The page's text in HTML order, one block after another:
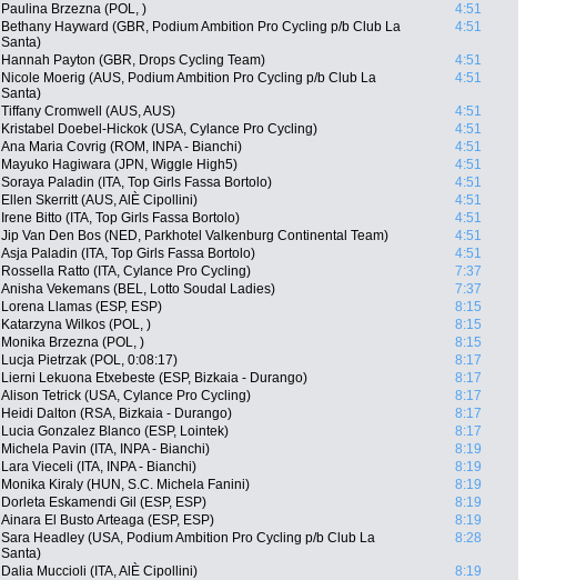
Paulina Brzezna (POL, )
4:51
Bethany Hayward (GBR, Podium Ambition Pro Cycling p/b Club La
Santa)
4:51
Hannah Payton (GBR, Drops Cycling Team)
4:51
Nicole Moerig (AUS, Podium Ambition Pro Cycling p/b Club La
Santa)
4:51
Tiffany Cromwell (AUS, AUS)
4:51
Kristabel Doebel-Hickok (USA, Cylance Pro Cycling)
4:51
Ana Maria Covrig (ROM, INPA - Bianchi)
4:51
Mayuko Hagiwara (JPN, Wiggle High5)
4:51
Soraya Paladin (ITA, Top Girls Fassa Bortolo)
4:51
Ellen Skerritt (AUS, AlÈ Cipollini)
4:51
Irene Bitto (ITA, Top Girls Fassa Bortolo)
4:51
Jip Van Den Bos (NED, Parkhotel Valkenburg Continental Team)
4:51
Asja Paladin (ITA, Top Girls Fassa Bortolo)
4:51
Rossella Ratto (ITA, Cylance Pro Cycling)
7:37
Anisha Vekemans (BEL, Lotto Soudal Ladies)
7:37
Lorena Llamas (ESP, ESP)
8:15
Katarzyna Wilkos (POL, )
8:15
Monika Brzezna (POL, )
8:15
Lucja Pietrzak (POL, 0:08:17)
8:17
Lierni Lekuona Etxebeste (ESP, Bizkaia - Durango)
8:17
Alison Tetrick (USA, Cylance Pro Cycling)
8:17
Heidi Dalton (RSA, Bizkaia - Durango)
8:17
Lucia Gonzalez Blanco (ESP, Lointek)
8:17
Michela Pavin (ITA, INPA - Bianchi)
8:19
Lara Vieceli (ITA, INPA - Bianchi)
8:19
Monika Kiraly (HUN, S.C. Michela Fanini)
8:19
Dorleta Eskamendi Gil (ESP, ESP)
8:19
Ainara El Busto Arteaga (ESP, ESP)
8:19
Sara Headley (USA, Podium Ambition Pro Cycling p/b Club La
Santa)
8:28
Dalia Muccioli (ITA, AlÈ Cipollini)
8:19